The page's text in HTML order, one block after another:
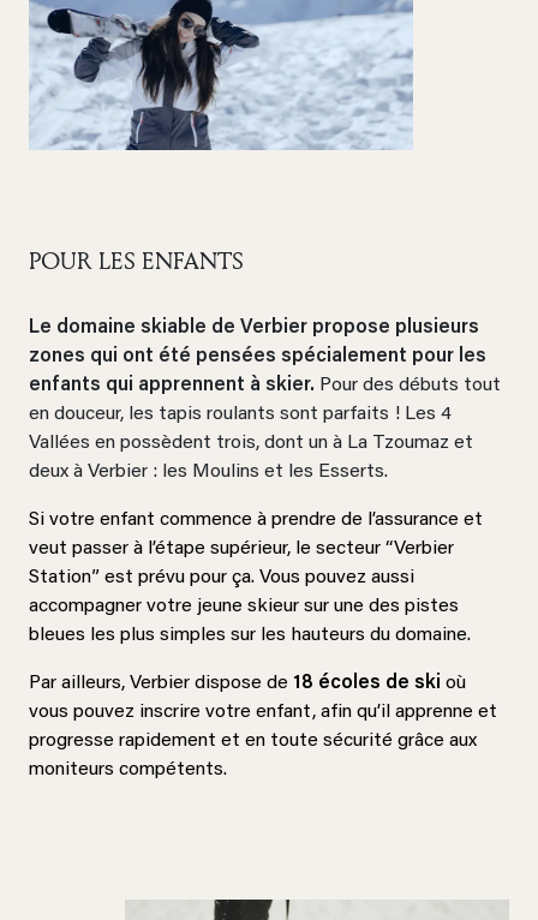
POUR LES ENFANTS
Le domaine skiable de Verbier propose plusieurs
zones qui ont été pensées spécialement pour les
enfants qui apprennent à skier. Pour des débuts tout
en douceur, les tapis roulants sont parfaits ! Les 4
Vallées en possèdent trois, dont un à La Tzoumaz et
deux à Verbier : les Moulins et les Esserts.
Si votre enfant commence à prendre de l’assurance et
veut passer à l’étape supérieur, le secteur “Verbier
Station” est prévu pour ça. Vous pouvez aussi
accompagner votre jeune skieur sur une des pistes
bleues les plus simples sur les hauteurs du domaine.
Par ailleurs, Verbier dispose de 18 écoles de ski où
vous pouvez inscrire votre enfant, afin qu’il apprenne et
progresse rapidement et en toute sécurité grâce aux
moniteurs compétents.